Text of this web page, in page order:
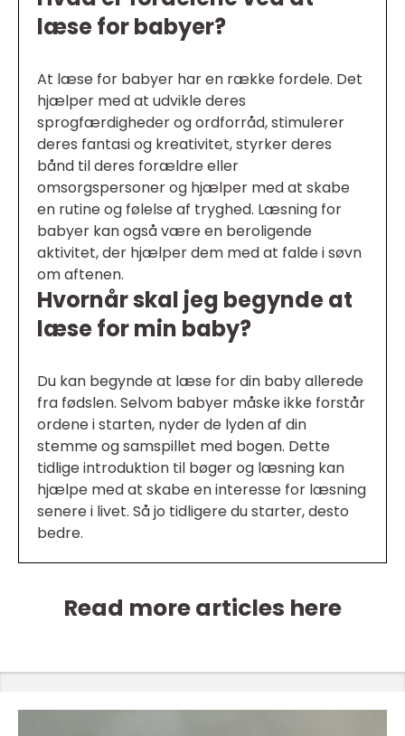
læse for babyer?
At læse for babyer har en række fordele. Det
hjælper med at udvikle deres
sprogfærdigheder og ordforråd, stimulerer
deres fantasi og kreativitet, styrker deres
bånd til deres forældre eller
omsorgspersoner og hjælper med at skabe
en rutine og følelse af tryghed. Læsning for
babyer kan også være en beroligende
aktivitet, der hjælper dem med at falde i søvn
om aftenen.
Hvornår skal jeg begynde at
læse for min baby?
Du kan begynde at læse for din baby allerede
fra fødslen. Selvom babyer måske ikke forstår
ordene i starten, nyder de lyden af din
stemme og samspillet med bogen. Dette
tidlige introduktion til bøger og læsning kan
hjælpe med at skabe en interesse for læsning
senere i livet. Så jo tidligere du starter, desto
bedre.
Read more articles here